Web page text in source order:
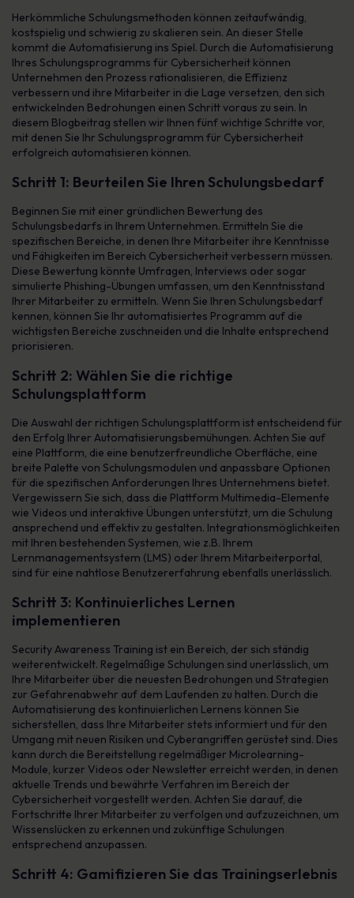
Herkömmliche Schulungsmethoden können zeitaufwändig,
kostspielig und schwierig zu skalieren sein. An dieser Stelle
kommt die Automatisierung ins Spiel. Durch die Automatisierung
Ihres Schulungsprogramms für Cybersicherheit können
Unternehmen den Prozess rationalisieren, die Effizienz
verbessern und ihre Mitarbeiter in die Lage versetzen, den sich
entwickelnden Bedrohungen einen Schritt voraus zu sein. In
diesem Blogbeitrag stellen wir Ihnen fünf wichtige Schritte vor,
mit denen Sie Ihr Schulungsprogramm für Cybersicherheit
erfolgreich automatisieren können.
Schritt 1: Beurteilen Sie Ihren Schulungsbedarf
Beginnen Sie mit einer gründlichen Bewertung des
Schulungsbedarfs in Ihrem Unternehmen. Ermitteln Sie die
spezifischen Bereiche, in denen Ihre Mitarbeiter ihre Kenntnisse
und Fähigkeiten im Bereich Cybersicherheit verbessern müssen.
Diese Bewertung könnte Umfragen, Interviews oder sogar
simulierte Phishing-Übungen umfassen, um den Kenntnisstand
Ihrer Mitarbeiter zu ermitteln. Wenn Sie Ihren Schulungsbedarf
kennen, können Sie Ihr automatisiertes Programm auf die
wichtigsten Bereiche zuschneiden und die Inhalte entsprechend
priorisieren.
Schritt 2: Wählen Sie die richtige
Schulungsplattform
Die Auswahl der richtigen Schulungsplattform ist entscheidend für
den Erfolg Ihrer Automatisierungsbemühungen. Achten Sie auf
eine Plattform, die eine benutzerfreundliche Oberfläche, eine
breite Palette von Schulungsmodulen und anpassbare Optionen
für die spezifischen Anforderungen Ihres Unternehmens bietet.
Vergewissern Sie sich, dass die Plattform Multimedia-Elemente
wie Videos und interaktive Übungen unterstützt, um die Schulung
ansprechend und effektiv zu gestalten. Integrationsmöglichkeiten
mit Ihren bestehenden Systemen, wie z.B. Ihrem
Lernmanagementsystem (LMS) oder Ihrem Mitarbeiterportal,
sind für eine nahtlose Benutzererfahrung ebenfalls unerlässlich.
Schritt 3: Kontinuierliches Lernen
implementieren
Security Awareness Training ist ein Bereich, der sich ständig
weiterentwickelt. Regelmäßige Schulungen sind unerlässlich, um
Ihre Mitarbeiter über die neuesten Bedrohungen und Strategien
zur Gefahrenabwehr auf dem Laufenden zu halten. Durch die
Automatisierung des kontinuierlichen Lernens können Sie
sicherstellen, dass Ihre Mitarbeiter stets informiert und für den
Umgang mit neuen Risiken und Cyberangriffen gerüstet sind. Dies
kann durch die Bereitstellung regelmäßiger Microlearning-
Module, kurzer Videos oder Newsletter erreicht werden, in denen
aktuelle Trends und bewährte Verfahren im Bereich der
Cybersicherheit vorgestellt werden. Achten Sie darauf, die
Fortschritte Ihrer Mitarbeiter zu verfolgen und aufzuzeichnen, um
Wissenslücken zu erkennen und zukünftige Schulungen
entsprechend anzupassen.
Schritt 4: Gamifizieren Sie das Trainingserlebnis